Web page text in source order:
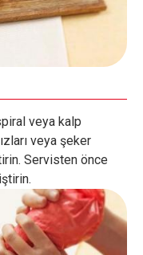
veya kalp
veya şeker
Servisten önce